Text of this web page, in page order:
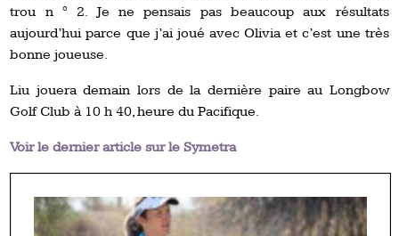
trou n ° 2. Je ne pensais pas beaucoup aux résultats
aujourd’hui parce que j’ai joué avec Olivia et c’est une très
bonne joueuse.
Liu jouera demain lors de la dernière paire au Longbow
Golf Club à 10 h 40, heure du Pacifique.
Voir le dernier article sur le Symetra